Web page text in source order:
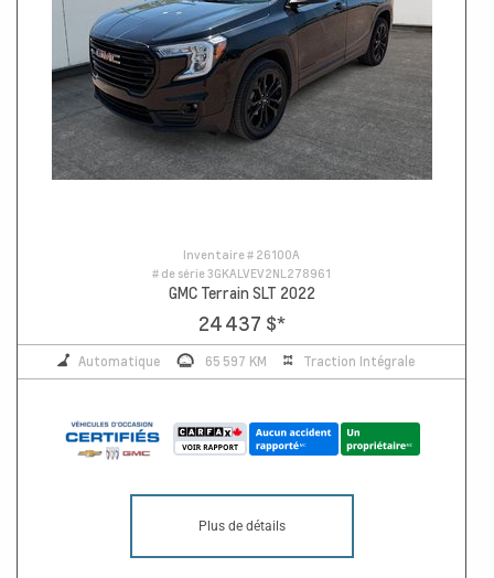
Inventaire # 26100A
# de série3GKALVEV2NL278961
GMC Terrain SLT 2022
24 437 $*
Automatique 65 597 KM Traction Intégrale
Plus de détails